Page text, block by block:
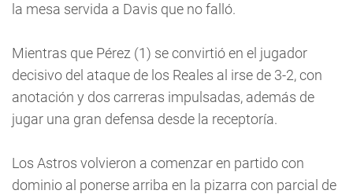
la mesa servida a Davis que no falló.
Mientras que Pérez (1) se convirtió en el jugador
decisivo del ataque de los Reales al irse de 3-2, con
anotación y dos carreras impulsadas, además de
jugar una gran defensa desde la receptoría.
Los Astros volvieron a comenzar en partido con
dominio al ponerse arriba en la pizarra con parcial de